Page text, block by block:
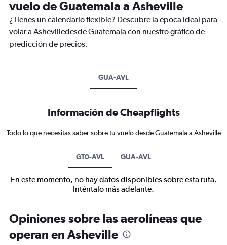
vuelo de Guatemala a Asheville
¿Tienes un calendario flexible? Descubre la época ideal para
volar a Ashevilledesde Guatemala con nuestro gráfico de
predicción de precios.
GUA-AVL
Información de Cheapflights
Todo lo que necesitas saber sobre tu vuelo desde Guatemala a Asheville
GT0-AVL GUA-AVL
En este momento, no hay datos disponibles sobre esta ruta.
Inténtalo más adelante.
Opiniones sobre las aerolíneas que
operan en Asheville